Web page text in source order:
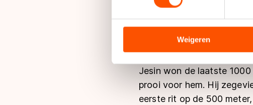
analyseren. We delen informatie
analyse. Zij kunnen deze
hun services. Sommige partners
adequaat beschermingsniveau geldt
Meer informatie vindt u in ons
Weigeren
Jesin was over het hele
Artem Kuznetsov
Jesin won de laatste
prooi voor hem. Hij
eerste rit op de 500